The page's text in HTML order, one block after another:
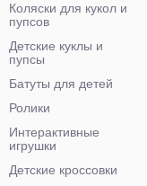
Коляски для кукол и
пупсов
Детские куклы и
пупсы
Батуты для детей
Ролики
Интерактивные
игрушки
Детские кроссовки